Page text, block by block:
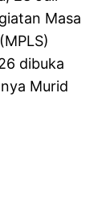
Masa
dibuka
Murid